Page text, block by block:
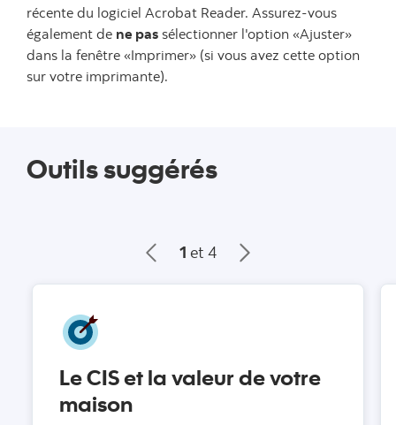
récente du logiciel Acrobat Reader. Assurez-vous
également de ne pas sélectionner l'option «Ajuster»
dans la fenêtre «Imprimer» (si vous avez cette option
sur votre imprimante).
Outils suggérés
1 et 4
Le CIS et la valeur de votre
maison